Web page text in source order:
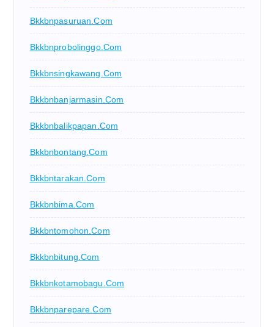
Bkkbnpasuruan.com
Bkkbnprobolinggo.com
Bkkbnsingkawang.com
Bkkbnbanjarmasin.com
Bkkbnbalikpapan.com
Bkkbnbontang.com
Bkkbntarakan.com
Bkkbnbima.com
Bkkbntomohon.com
Bkkbnbitung.com
Bkkbnkotamobagu.com
Bkkbnparepare.com